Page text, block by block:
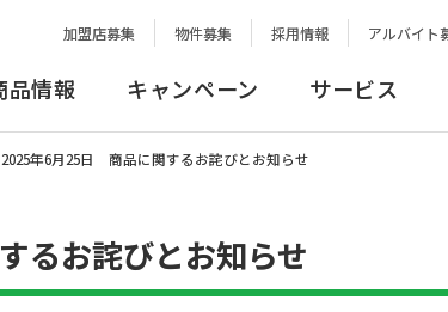
加盟店募集 物件募集 採用情報 アルバイト
品情報 キャンペーン サービス
2025年6月25日 商品に関するお詫びとお知らせ
るお詫びとお知らせ